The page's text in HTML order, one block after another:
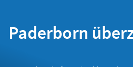
Paderborn